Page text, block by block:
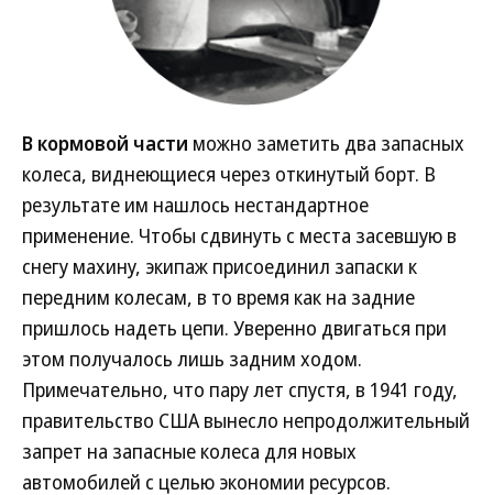
В кормовой части можно заметить два запасных
колеса, виднеющиеся через откинутый борт. В
результате им нашлось нестандартное
применение. Чтобы сдвинуть с места засевшую в
снегу махину, экипаж присоединил запаски к
передним колесам, в то время как на задние
пришлось надеть цепи. Уверенно двигаться при
этом получалось лишь задним ходом.
Примечательно, что пару лет спустя, в 1941 году,
правительство США вынесло непродолжительный
запрет на запасные колеса для новых
автомобилей с целью экономии ресурсов.